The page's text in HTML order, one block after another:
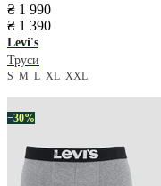
₴ 1 990
₴ 1 390
Levi's
Труси
S M L XL XXL
−30%